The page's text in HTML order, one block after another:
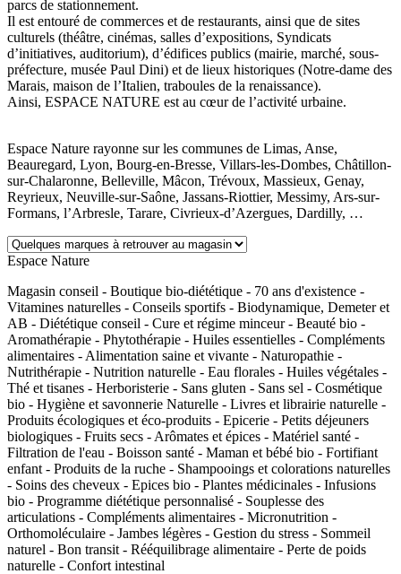
parcs de stationnement.
Il est entouré de commerces et de restaurants, ainsi que de sites
culturels (théâtre, cinémas, salles d’expositions, Syndicats
d’initiatives, auditorium), d’édifices publics (mairie, marché, sous-
préfecture, musée Paul Dini) et de lieux historiques (Notre-dame des
Marais, maison de l’Italien, traboules de la renaissance).
Ainsi, ESPACE NATURE est au cœur de l’activité urbaine.
Espace Nature rayonne sur les communes de Limas, Anse,
Beauregard, Lyon, Bourg-en-Bresse, Villars-les-Dombes, Châtillon-
sur-Chalaronne, Belleville, Mâcon, Trévoux, Massieux, Genay,
Reyrieux, Neuville-sur-Saône, Jassans-Riottier, Messimy, Ars-sur-
Formans, l’Arbresle, Tarare, Civrieux-d’Azergues, Dardilly, …
Espace Nature
Magasin conseil - Boutique bio-diététique - 70 ans d'existence -
Vitamines naturelles - Conseils sportifs - Biodynamique, Demeter et
AB - Diététique conseil - Cure et régime minceur - Beauté bio -
Aromathérapie - Phytothérapie - Huiles essentielles - Compléments
alimentaires - Alimentation saine et vivante - Naturopathie -
Nutrithérapie - Nutrition naturelle - Eau florales - Huiles végétales -
Thé et tisanes - Herboristerie - Sans gluten - Sans sel - Cosmétique
bio - Hygiène et savonnerie Naturelle - Livres et librairie naturelle -
Produits écologiques et éco-produits - Epicerie - Petits déjeuners
biologiques - Fruits secs - Arômates et épices - Matériel santé -
Filtration de l'eau - Boisson santé - Maman et bébé bio - Fortifiant
enfant - Produits de la ruche - Shampooings et colorations naturelles
- Soins des cheveux - Epices bio - Plantes médicinales - Infusions
bio - Programme diététique personnalisé - Souplesse des
articulations - Compléments alimentaires - Micronutrition -
Orthomoléculaire - Jambes légères - Gestion du stress - Sommeil
naturel - Bon transit - Rééquilibrage alimentaire - Perte de poids
naturelle - Confort intestinal